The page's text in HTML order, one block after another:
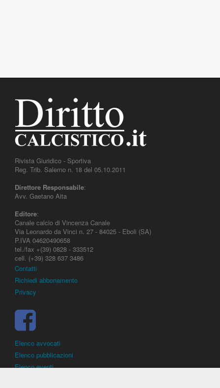
Rivista Giuridico - Sportiva
Reg. Trib. Salerno n. 18 del 05.10.2011
Direttore Responsabile:
Avv. Gaetano Aita
Editore:
Canale calcio di Vincenza Canale
Via Leonardo da Vinci n. 27 - 84025 - Eboli (SA)
P.IVA 04620490658
tel./fax +(39) 0828 - 333512
cell. (+39) 328 637 3486
Contatti
Richiedi abbonamento
Privacy
Elenco avvocati
Elenco pubblicazioni
Elenco eventi